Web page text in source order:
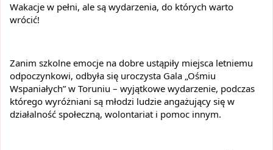
Wakacje w pełni, ale są wydarzenia, do których warto
wrócić!
Zanim szkolne emocje na dobre ustąpiły miejsca letniemu
odpoczynkowi, odbyła się uroczysta Gala „Ośmiu
Wspaniałych” w Toruniu – wyjątkowe wydarzenie, podczas
którego wyróżniani są młodzi ludzie angażujący się w
działalność społeczną, wolontariat i pomoc innym.